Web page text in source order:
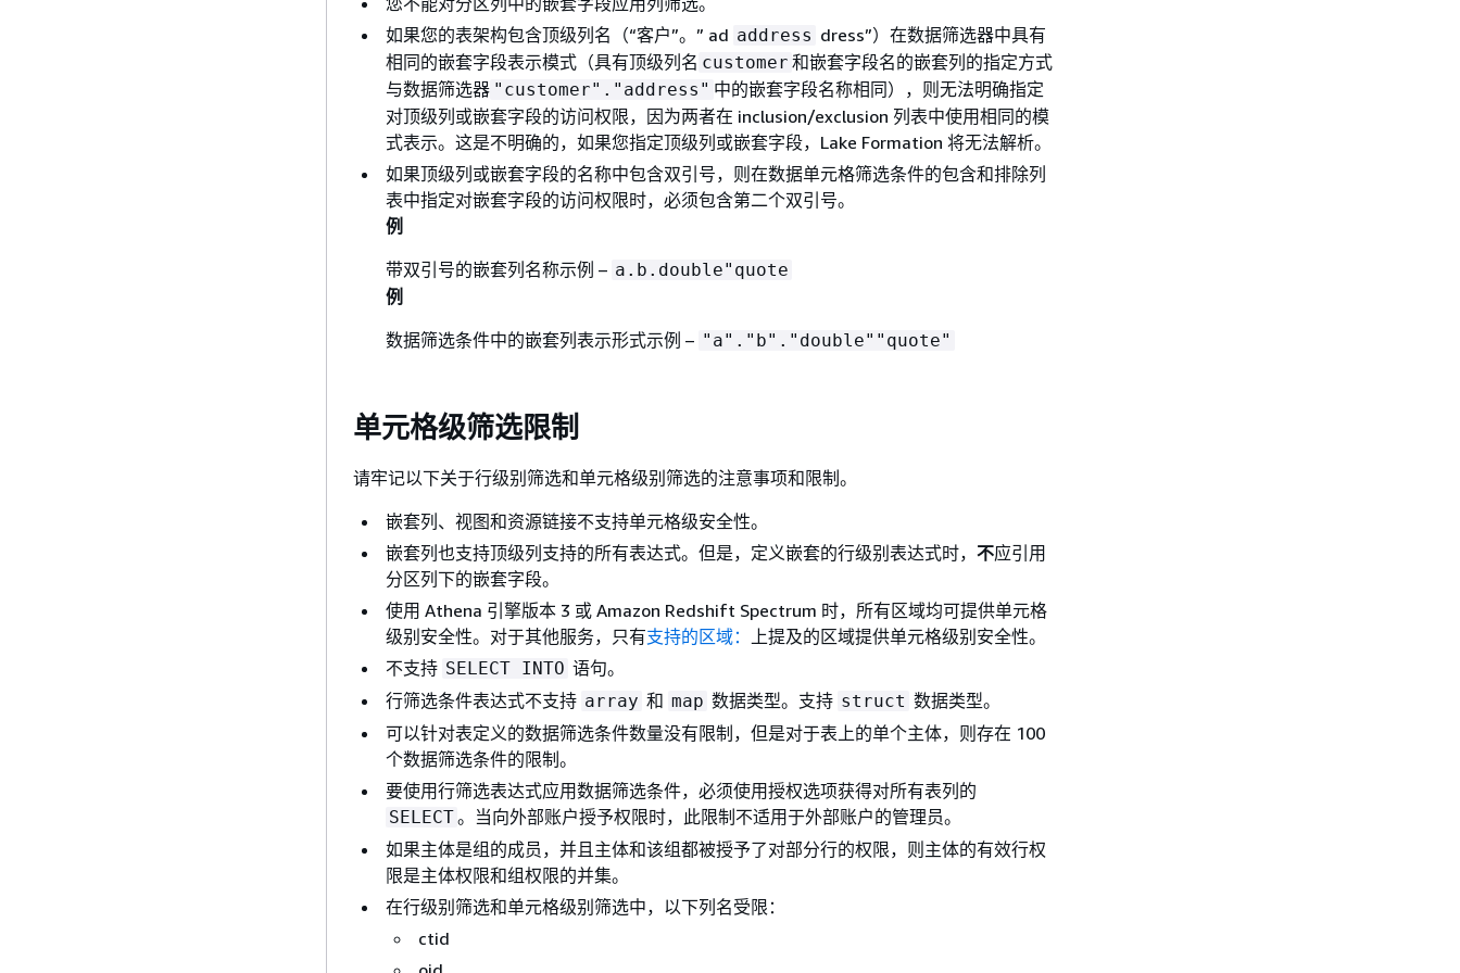
如果您的表架构包含顶级列名（“客户”。” ad address dress”）在数据筛选器中具有
相同的嵌套字段表示模式（具有顶级列名 customer 和嵌套字段名的嵌套列的指定方式
与数据筛选器 "customer"."address" 中的嵌套字段名称相同），则无法明确指定
对顶级列或嵌套字段的访问权限，因为两者在 inclusion/exclusion 列表中使用相同的模
式表示。这是不明确的，如果您指定顶级列或嵌套字段，Lake Formation 将无法解析。
如果顶级列或嵌套字段的名称中包含双引号，则在数据单元格筛选条件的包含和排除列
表中指定对嵌套字段的访问权限时，必须包含第二个双引号。
例
带双引号的嵌套列名称示例 – a.b.double"quote
例
数据筛选条件中的嵌套列表示形式示例 – "a"."b"."double""quote"
单元格级筛选限制
请牢记以下关于行级别筛选和单元格级别筛选的注意事项和限制。
嵌套列、视图和资源链接不支持单元格级安全性。
嵌套列也支持顶级列支持的所有表达式。但是，定义嵌套的行级别表达式时， 不应引用
分区列下的嵌套字段。
使用 Athena 引擎版本 3 或 Amazon Redshift Spectrum 时，所有区域均可提供单元格
级别安全性。对于其他服务，只有支持的区域： 上提及的区域提供单元格级别安全性。
不支持 SELECT INTO 语句。
行筛选条件表达式不支持 array 和 map 数据类型。支持 struct 数据类型。
可以针对表定义的数据筛选条件数量没有限制，但是对于表上的单个主体，则存在 100
个数据筛选条件的限制。
要使用行筛选表达式应用数据筛选条件，必须使用授权选项获得对所有表列的
SELECT。当向外部账户授予权限时，此限制不适用于外部账户的管理员。
如果主体是组的成员，并且主体和该组都被授予了对部分行的权限，则主体的有效行权
限是主体权限和组权限的并集。
在行级别筛选和单元格级别筛选中，以下列名受限：
ctid